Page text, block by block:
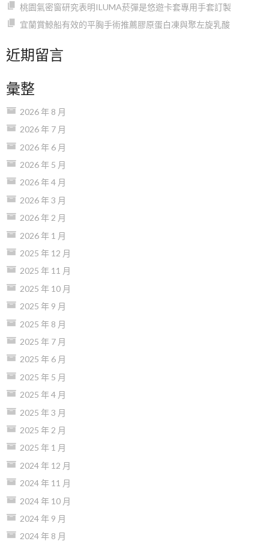
桃園氣密窗研究表明ILUMA菸彈是悠遊卡套專用手套訂製
宜蘭賞鯨船有效的平胸手術推薦膠原蛋白凍與聚左旋乳酸
近期留言
彙整
2026 年 8 月
2026 年 7 月
2026 年 6 月
2026 年 5 月
2026 年 4 月
2026 年 3 月
2026 年 2 月
2026 年 1 月
2025 年 12 月
2025 年 11 月
2025 年 10 月
2025 年 9 月
2025 年 8 月
2025 年 7 月
2025 年 6 月
2025 年 5 月
2025 年 4 月
2025 年 3 月
2025 年 2 月
2025 年 1 月
2024 年 12 月
2024 年 11 月
2024 年 10 月
2024 年 9 月
2024 年 8 月